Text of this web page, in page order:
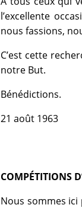
l’excellente
nous fassions,
C’est cette
notre But.
Bénédictions.
21 août 1963
COMPÉTITIONS
Nous sommes